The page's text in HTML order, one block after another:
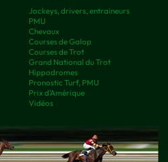
Jockeys, drivers, entraineurs
PMU
Chevaux
Courses de Galop
Courses de Trot
Grand National du Trot
Hippodromes
Pronostic Turf, PMU
Prix d’Amérique
Vidéos